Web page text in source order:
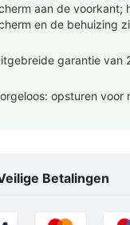
Betalingen
aan de voorkant;
en de behuizing
garantie van
opsturen voor